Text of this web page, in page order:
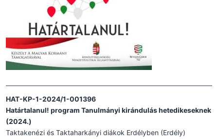
HAT-KP-1-2024/1-001396
Határtalanul! program Tanulmányi kirándulás hetedikeseknek
(2024.)
Taktakenézi és Taktaharkányi diákok Erdélyben (Erdély)